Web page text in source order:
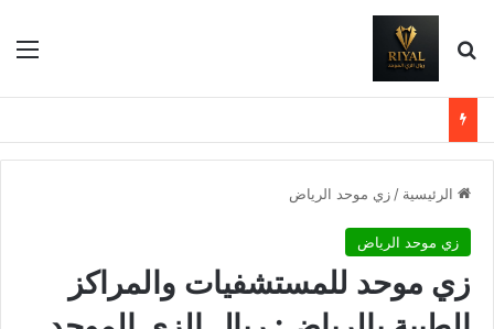
بحث عن
الرئيسية / زي موحد الرياض
زي موحد الرياض
زي موحد للمستشفيات والمراكز